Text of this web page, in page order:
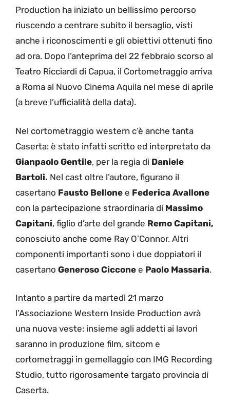
Production ha iniziato un bellissimo percorso
riuscendo a centrare subito il bersaglio, visti
anche i riconoscimenti e gli obiettivi ottenuti fino
ad ora. Dopo l’anteprima del 22 febbraio scorso al
Teatro Ricciardi di Capua, il Cortometraggio arriva
a Roma al Nuovo Cinema Aquila nel mese di aprile
(a breve l’ufficialità della data).
Nel cortometraggio western c’è anche tanta
Caserta: è stato infatti scritto ed interpretato da
Gianpaolo Gentile, per la regia di Daniele
Bartoli. Nel cast oltre l’autore, figurano il
casertano Fausto Bellone e Federica Avallone
con la partecipazione straordinaria di Massimo
Capitani, figlio d’arte del grande Remo Capitani,
conosciuto anche come Ray O’Connor. Altri
componenti importanti sono i due doppiatori il
casertano Generoso Ciccone e Paolo Massaria.
Intanto a partire da martedì 21 marzo
l’Associazione Western Inside Production avrà
una nuova veste: insieme agli addetti ai lavori
saranno in produzione film, sitcom e
cortometraggi in gemellaggio con IMG Recording
Studio, tutto rigorosamente targato provincia di
Caserta.